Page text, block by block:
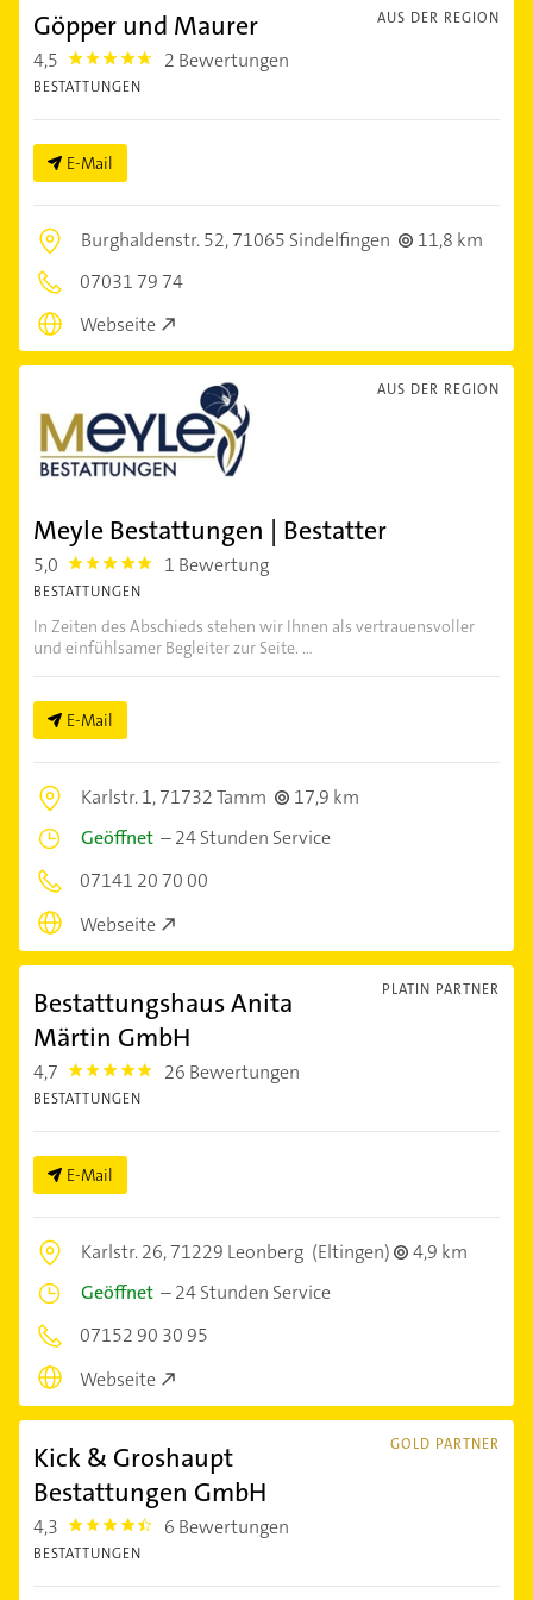
AUS DER REGION
Göpper und Maurer
4,5 4.5 2 Bewertungen
BESTATTUNGEN
E-Mail
Burghaldenstr. 52,71065 Sindelfingen
11,8 km
07031 79 74
Webseite
AUS DER REGION
Meyle Bestattungen | Bestatter
5,0 5.0 1 Bewertung
BESTATTUNGEN
In Zeiten des Abschieds stehen wir Ihnen als vertrauensvoller
und einfühlsamer Begleiter zur Seite. ...
E-Mail
Karlstr. 1,71732 Tamm
17,9 km
Geöffnet –24 Stunden Service
07141 20 70 00
Webseite
PLATIN PARTNER
Bestattungshaus Anita
Märtin GmbH
4,7 4.7000003 26 Bewertungen
BESTATTUNGEN
E-Mail
Karlstr. 26,71229 Leonberg (Eltingen)
4,9 km
Geöffnet –24 Stunden Service
07152 90 30 95
Webseite
GOLD PARTNER
Kick & Groshaupt
Bestattungen GmbH
4,3 4.3 6 Bewertungen
BESTATTUNGEN